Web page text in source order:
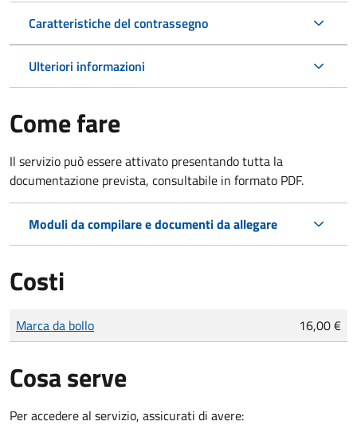
Caratteristiche del contrassegno
Ulteriori informazioni
Come fare
Il servizio può essere attivato presentando tutta la
documentazione prevista, consultabile in formato PDF.
Moduli da compilare e documenti da allegare
Costi
Tipo di pagamento
Importo
Marca da bollo 16,00 €
Cosa serve
Per accedere al servizio, assicurati di avere: